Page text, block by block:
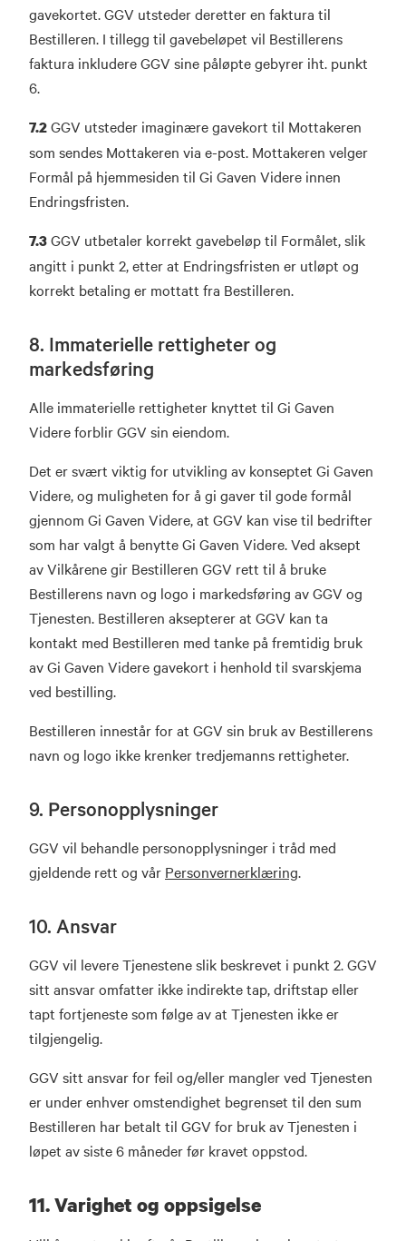
gavekortet. GGV utsteder deretter en faktura til
Bestilleren. I tillegg til gavebeløpet vil Bestillerens
faktura inkludere GGV sine påløpte gebyrer iht. punkt
6.
7.2GGV utsteder imaginære gavekort til Mottakeren
som sendes Mottakeren via e-post. Mottakeren velger
Formål på hjemmesiden til Gi Gaven Videre innen
Endringsfristen.
7.3GGV utbetaler korrekt gavebeløp til Formålet, slik
angitt i punkt 2, etter at Endringsfristen er utløpt og
korrekt betaling er mottatt fra Bestilleren.
8. Immaterielle rettigheter og
markedsføring
Alle immaterielle rettigheter knyttet til Gi Gaven
Videre forblir GGV sin eiendom.
Det er svært viktig for utvikling av konseptet Gi Gaven
Videre, og muligheten for å gi gaver til gode formål
gjennom Gi Gaven Videre, at GGV kan vise til bedrifter
som har valgt å benytte Gi Gaven Videre. Ved aksept
av Vilkårene gir Bestilleren GGV rett til å bruke
Bestillerens navn og logo i markedsføring av GGV og
Tjenesten. Bestilleren aksepterer at GGV kan ta
kontakt med Bestilleren med tanke på fremtidig bruk
av Gi Gaven Videre gavekort i henhold til svarskjema
ved bestilling.
Bestilleren innestår for at GGV sin bruk av Bestillerens
navn og logo ikke krenker tredjemanns rettigheter.
9. Personopplysninger
GGV vil behandle personopplysninger i tråd med
gjeldende rett og vår Personvernerklæring.
10. Ansvar
GGV vil levere Tjenestene slik beskrevet i punkt 2. GGV
sitt ansvar omfatter ikke indirekte tap, driftstap eller
tapt fortjeneste som følge av at Tjenesten ikke er
tilgjengelig.
GGV sitt ansvar for feil og/eller mangler ved Tjenesten
er under enhver omstendighet begrenset til den sum
Bestilleren har betalt til GGV for bruk av Tjenesten i
løpet av siste 6 måneder før kravet oppstod.
11. Varighet og oppsigelse